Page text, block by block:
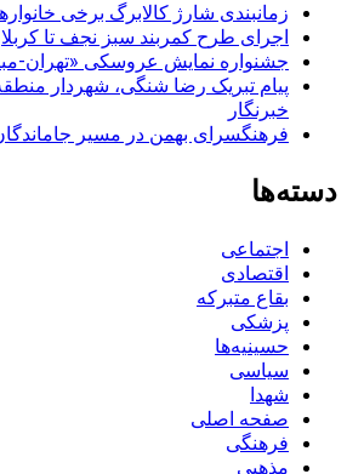
زمانبندی شارژ کالابرگ برخی
اجرای طرح کمربند سبز نجف تا کربلا
جشنواره نمایش عروسکی «تهران-
خبرنگار
فرهنگسرای بهمن در مسیر
دسته‌ها
اجتماعی
اقتصادی
بقاع متبرکه
پزشکی
حسینیه‌ها
سیاسی
شهدا
صفحه اصلی
فرهنگی
مذهبی